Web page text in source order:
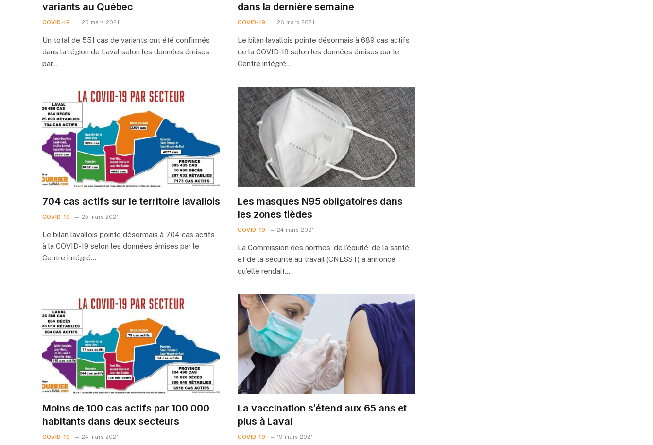
variants au Québec
COVID-19 26 mars 2021
Un total de 551 cas de variants ont été confirmés
dans la région de Laval selon les données émises
par…
dans la dernière semaine
COVID-19 26 mars 2021
Le bilan lavallois pointe désormais à 689 cas actifs
de la COVID-19 selon les données émises par le
Centre intégré…
704 cas actifs sur le territoire lavallois
COVID-19 25 mars 2021
Le bilan lavallois pointe désormais à 704 cas actifs
à la COVID-19 selon les données émises par le
Centre intégré…
Les masques N95 obligatoires dans
les zones tièdes
COVID-19 24 mars 2021
La Commission des normes, de l’équité, de la santé
et de la sécurité au travail (CNESST) a annoncé
qu’elle rendait…
Moins de 100 cas actifs par 100 000
habitants dans deux secteurs
COVID-19 24 mars 2021
La vaccination s’étend aux 65 ans et
plus à Laval
COVID-19 19 mars 2021